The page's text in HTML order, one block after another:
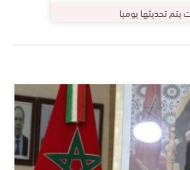
يتم تحديثها يوميا